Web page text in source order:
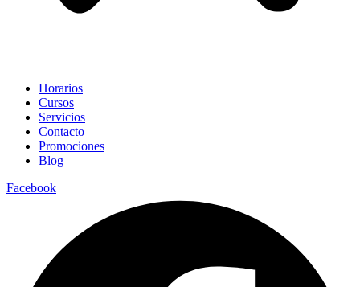
Horarios
Cursos
Servicios
Contacto
Promociones
Blog
Facebook